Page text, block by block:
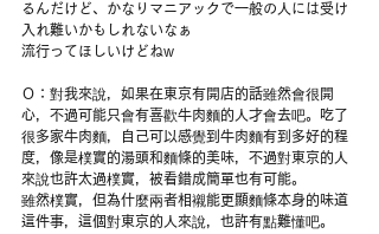
るんだけど、かなりマニアックで一般の人には受け
入れ難いかもしれないなぁ
流行ってほしいけどねw
Ｏ：對我來說，如果在東京有開店的話雖然會很開
心，不過可能只會有喜歡牛肉麵的人才會去吧。吃了
很多家牛肉麵，自己可以感覺到牛肉麵有到多好的程
度，像是樸實的湯頭和麵條的美味，不過對東京的人
來說也許太過樸實，被看錯成簡單也有可能。
雖然樸實，但為什麼兩者相襯能更顯麵條本身的味道
這件事，這個對東京的人來說，也許有點難懂吧。